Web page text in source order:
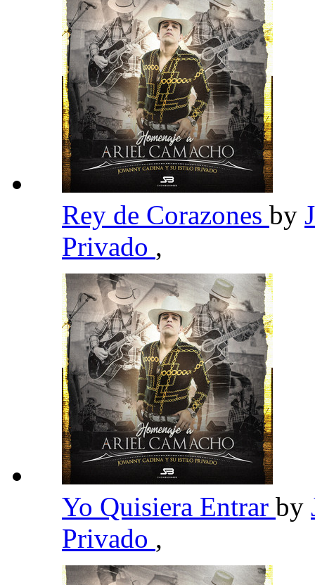
Rey de Corazones by
Privado ,
Yo Quisiera Entrar by
Privado ,